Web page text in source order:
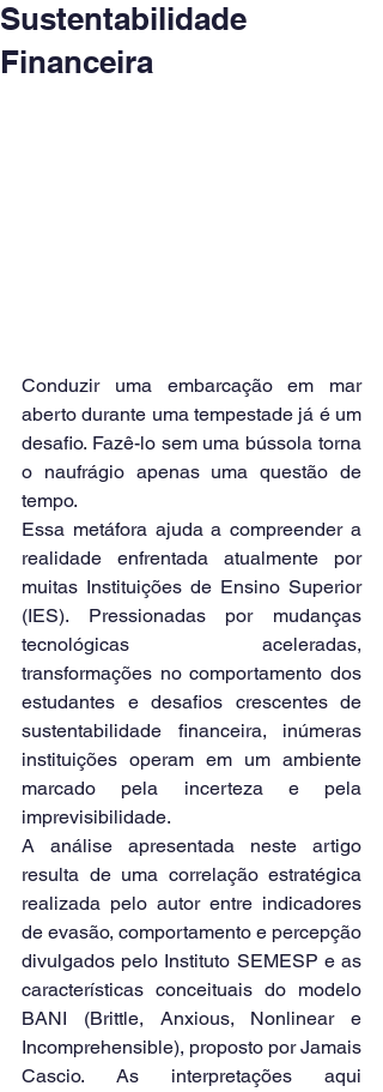
Sustentabilidade
Financeira
Conduzir uma embarcação em mar
aberto durante uma tempestade já é um
desafio. Fazê-lo sem uma bússola torna
o naufrágio apenas uma questão de
tempo.
Essa metáfora ajuda a compreender a
realidade enfrentada atualmente por
muitas Instituições de Ensino Superior
(IES). Pressionadas por mudanças
tecnológicas aceleradas,
transformações no comportamento dos
estudantes e desafios crescentes de
sustentabilidade financeira, inúmeras
instituições operam em um ambiente
marcado pela incerteza e pela
imprevisibilidade.
A análise apresentada neste artigo
resulta de uma correlação estratégica
realizada pelo autor entre indicadores
de evasão, comportamento e percepção
divulgados pelo Instituto SEMESP e as
características conceituais do modelo
BANI (Brittle, Anxious, Nonlinear e
Incomprehensible), proposto por Jamais
Cascio. As interpretações aqui